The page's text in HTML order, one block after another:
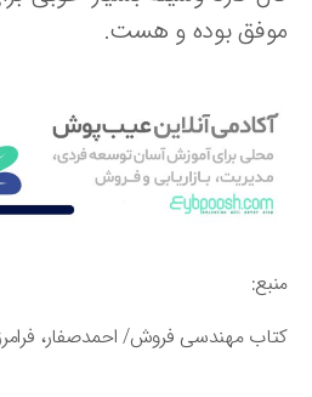
بوده و هست.
مهندسی فروش/ احمدصفار، فرامرز